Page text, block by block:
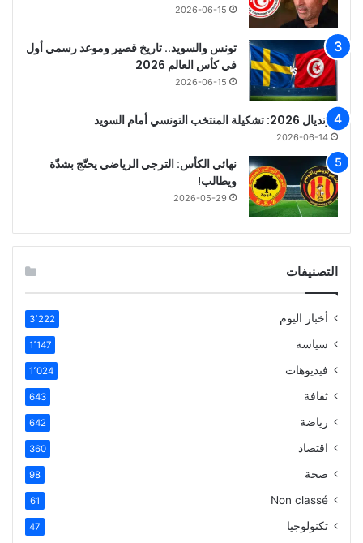
2026-06-15
تونس والسويد.. تاريخ قصير وموعد رسمي أول
في كأس العالم 2026
2026-06-15
مونديال 2026: تشكيلة المنتخب التونسي أمام السويد
2026-06-14
نهائي الكأس: الترجي الرياضي يحتّج بشدّة
ويطالب!
2026-05-29
التصنيفات
أخبار اليوم 3٬222
سياسة 1٬147
فيديوهات 1٬024
ثقافة 643
رياضة 642
اقتصاد 360
صحة 98
Non classé
61
تكنولوجيا 47